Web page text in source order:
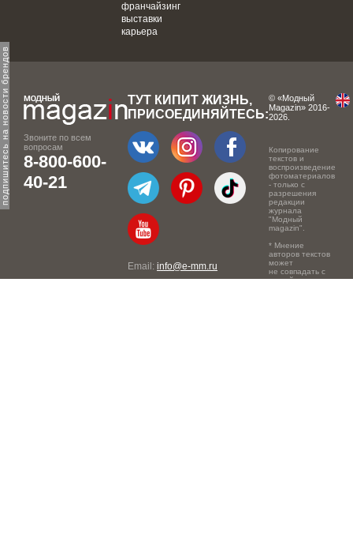
подпишитесь на новости брендов
франчайзинг
выставки
карьера
Звоните по всем
вопросам
8-800-600-
40-21
ТУТ КИПИТ ЖИЗНЬ,
ПРИСОЕДИНЯЙТЕСЬ:
Email: info@e-mm.ru
© «Модный
Magazin» 2016-
2026.
Копирование
текстов и
воспроизведение
фотоматериалов
- только с
разрешения
редакции
журнала
"Модный
magazin".
* Мнение
авторов текстов
может
не совпадать с
точкой зрения